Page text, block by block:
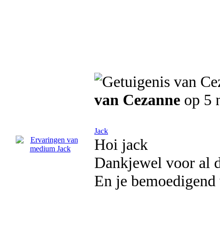
van Cezanne op 5
Jack
Hoi jack
Dankjewel voor al
En je